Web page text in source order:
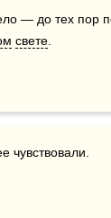
— до тех пор
свете
чувствовали.